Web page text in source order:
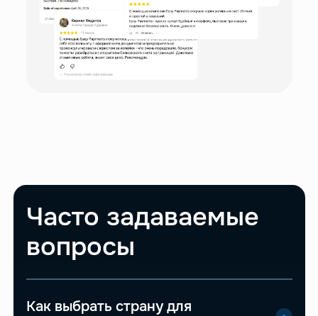
Часто задаваемые
вопросы
Как выбрать страну для